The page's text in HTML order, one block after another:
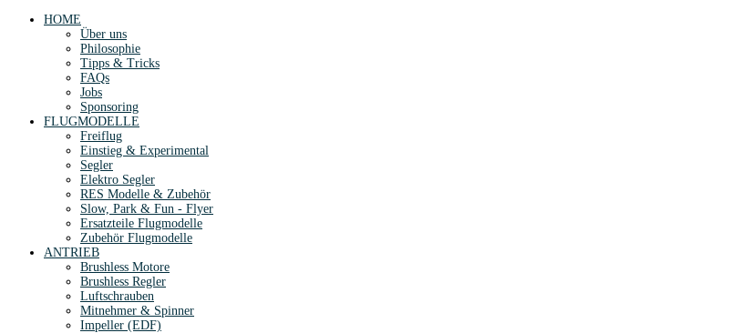
HOME
Über uns
Philosophie
Tipps & Tricks
FAQs
Jobs
Sponsoring
FLUGMODELLE
Freiflug
Einstieg & Experimental
Segler
Elektro Segler
RES Modelle & Zubehör
Slow, Park & Fun - Flyer
Ersatzteile Flugmodelle
Zubehör Flugmodelle
ANTRIEB
Brushless Motore
Brushless Regler
Luftschrauben
Mitnehmer & Spinner
Impeller (EDF)